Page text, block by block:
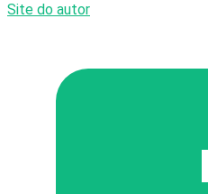
Site do autor